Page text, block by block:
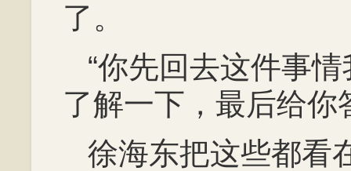
了。
“你先回去这件事
了解一下，最后给你
徐海东把这些都看